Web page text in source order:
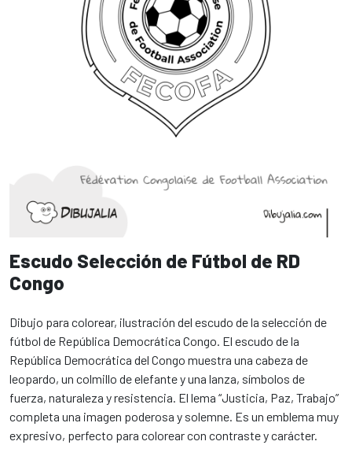
Escudo Selección de Fútbol de RD
Congo
Dibujo para colorear, ilustración del escudo de la selección de
fútbol de República Democrática Congo. El escudo de la
República Democrática del Congo muestra una cabeza de
leopardo, un colmillo de elefante y una lanza, símbolos de
fuerza, naturaleza y resistencia. El lema “Justicia, Paz, Trabajo”
completa una imagen poderosa y solemne. Es un emblema muy
expresivo, perfecto para colorear con contraste y carácter.